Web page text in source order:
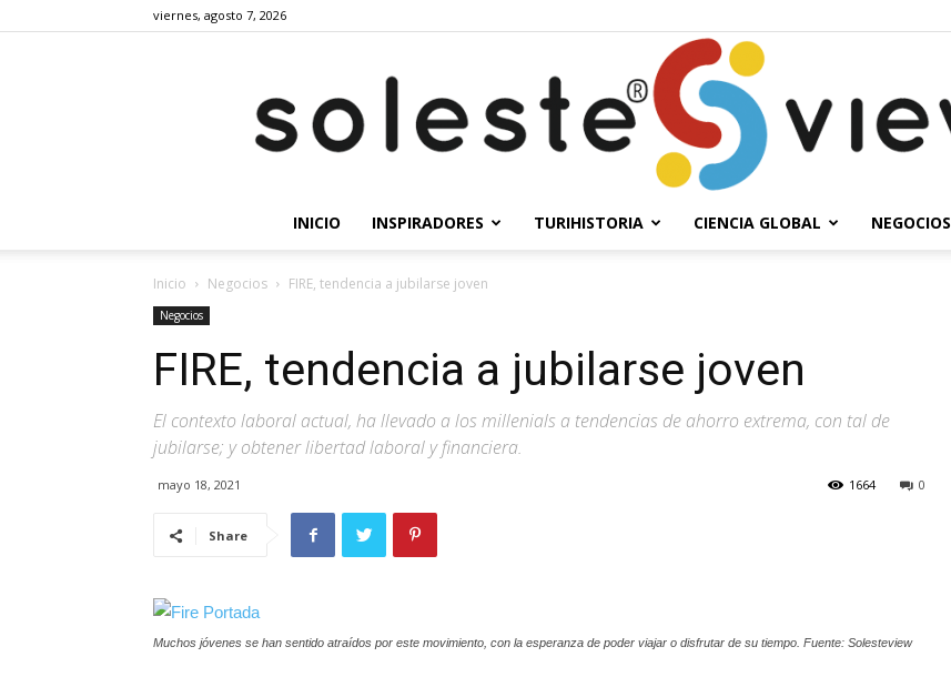
viernes, agosto 7, 2026
INICIO INSPIRADORES TURIHISTORIA CIENCIA GLOBAL NEGOCIOS
Inicio Negocios FIRE, tendencia a jubilarse joven
Negocios
FIRE, tendencia a jubilarse joven
El contexto laboral actual, ha llevado a los millenials a tendencias de ahorro extrema, con tal de
jubilarse; y obtener libertad laboral y financiera.
mayo 18, 2021 0
1664
Share
Muchos jóvenes se han sentido atraídos por este movimiento, con la esperanza de poder viajar o disfrutar de su tiempo. Fuente: Solesteview